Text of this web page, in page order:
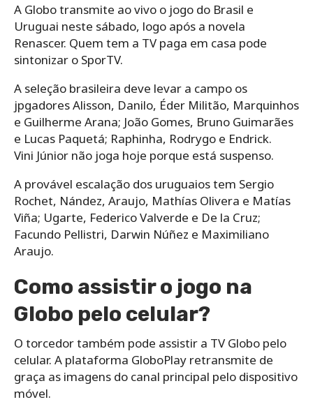
A Globo transmite ao vivo o jogo do Brasil e
Uruguai neste sábado, logo após a novela
Renascer. Quem tem a TV paga em casa pode
sintonizar o SporTV.
A seleção brasileira deve levar a campo os
jpgadores Alisson, Danilo, Éder Militão, Marquinhos
e Guilherme Arana; João Gomes, Bruno Guimarães
e Lucas Paquetá; Raphinha, Rodrygo e Endrick.
Vini Júnior não joga hoje porque está suspenso.
A provável escalação dos uruguaios tem Sergio
Rochet, Nández, Araujo, Mathías Olivera e Matías
Viña; Ugarte, Federico Valverde e De la Cruz;
Facundo Pellistri, Darwin Núñez e Maximiliano
Araujo.
Como assistir o jogo na
Globo pelo celular?
O torcedor também pode assistir a TV Globo pelo
celular. A plataforma GloboPlay retransmite de
graça as imagens do canal principal pelo dispositivo
móvel.